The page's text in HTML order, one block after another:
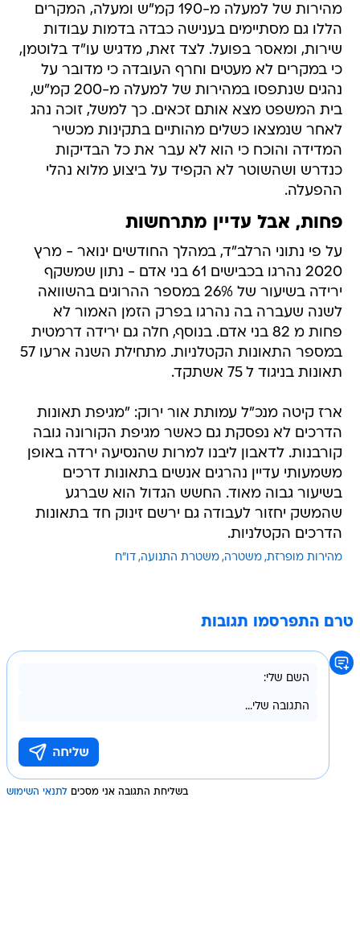
מהירות של למעלה מ-190 קמ"ש ומעלה, המקרים
הללו גם מסתיימים בענישה כבדה בדמות עבודות
שירות, ומאסר בפועל. לצד זאת, מדגיש עו"ד בלוטמן,
כי במקרים לא מעטים וחרף העובדה כי מדובר על
נהגים שנתפסו במהירות של למעלה מ-200 קמ"ש,
בית המשפט מצא אותם זכאים. כך למשל, זוכה נהג
לאחר שנמצאו כשלים מהותיים בתקינות מכשיר
המדידה והוכח כי הוא לא עבר את כל הבדיקות
כנדרש ושהשוטר לא הקפיד על ביצוע מלוא נהלי
ההפעלה.
פחות, אבל עדיין מתרחשות
על פי נתוני הרלב"ד, במהלך החודשים ינואר - מרץ
2020 נהרגו בכבישים 61 בני אדם - נתון שמשקף
ירידה בשיעור של 26% במספר ההרוגים בהשוואה
לשנה שעברה בה נהרגו בפרק הזמן האמור לא
פחות מ 82 בני אדם. בנוסף, חלה גם ירידה דרמטית
במספר התאונות הקטלניות. מתחילת השנה ארעו 57
תאונות בניגוד ל 75 אשתקד.
ארז קיטה מנכ"ל עמותת אור ירוק: "מגיפת תאונות
הדרכים לא נפסקת גם כאשר מגיפת הקורונה גובה
קורבנות. לדאבון ליבנו למרות שהנסיעה ירדה באופן
משמעותי עדיין נהרגים אנשים בתאונות דרכים
בשיעור גבוה מאוד. החשש הגדול הוא שברגע
שהמשק יחזור לעבודה גם ירשם זינוק חד בתאונות
הדרכים הקטלניות.
מהירות מופרזת משטרה משטרת התנועה דו"ח
טרם התפרסמו תגובות
בשליחת התגובה אני מסכים לתנאי השימוש